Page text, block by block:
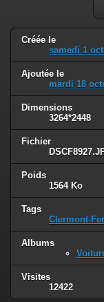
Créée le
samedi 1
Ajoutée le
mardi 18
Dimensions
3264*2448
Fichier
Poids
1564 Ko
Tags
Clermont-
Albums
Visites
12422